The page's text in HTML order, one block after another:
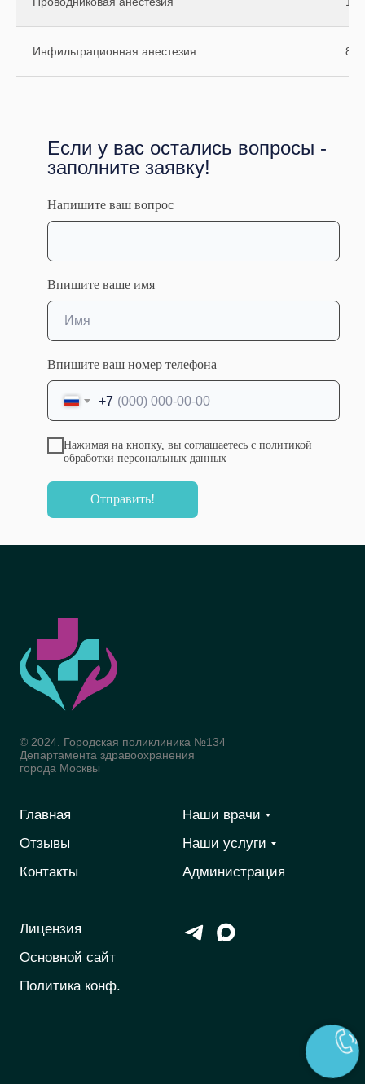
Инфильтрационная анестезия
Образование
• Организация: ГБОУ ВПО "Омский
государственный медицинский университет"
• Специальность: Стоматология общей
• Год выдачи: 2016
• Квалификация: Первая
Сертификаты / аккредитация:
Организация здравоохранения и
26.11.2024
№25 от 28.12.2021
Если у вас остались вопросы -
заполните заявку!
Напишите ваш вопрос
Впишите ваше имя
Впишите ваш номер телефона
+7
Нажимая на кнопку, вы соглашаетесь с политикой
обработки персональных данных
Отправить!
© 2024. Городская поликлиника №134
Департамента здравоохранения
города Москвы
Главная
Отзывы
Контакты
Наши врачи
Наши услуги
Администрация
Лицензия
Основной сайт
Политика конф.